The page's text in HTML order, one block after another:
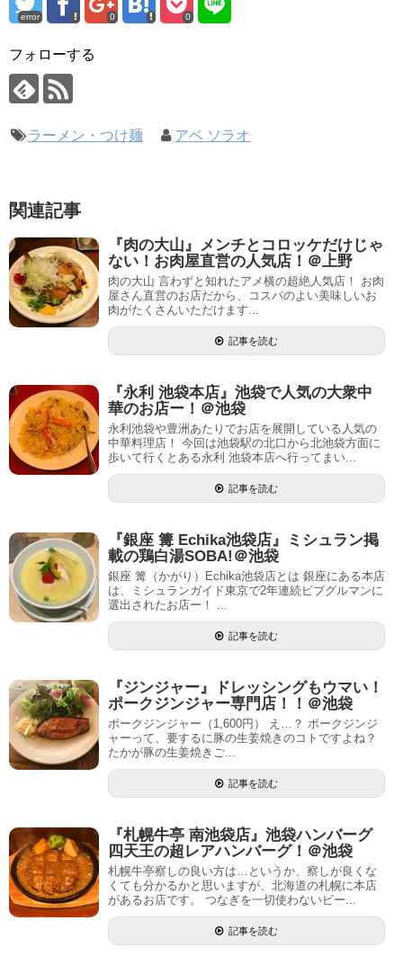
error 0 0
フォローする
ラーメン・つけ麺 アベ ソラオ
関連記事
『肉の大山』メンチとコロッケだけじゃ
ない！お肉屋直営の人気店！＠上野
肉の大山 言わずと知れたアメ横の超絶人気店！ お肉
屋さん直営のお店だから、コスパのよい美味しいお
肉がたくさんいただけます...
記事を読む
『永利 池袋本店』池袋で人気の大衆中
華のお店ー！＠池袋
永利池袋や豊洲あたりでお店を展開している人気の
中華料理店！ 今回は池袋駅の北口から北池袋方面に
歩いて行くとある永利 池袋本店へ行ってまい...
記事を読む
『銀座 篝 Echika池袋店』ミシュラン掲
載の鶏白湯SOBA!＠池袋
銀座 篝（かがり）Echika池袋店とは 銀座にある本店
は、ミシュランガイド東京で2年連続ビブグルマンに
選出されたお店ー！ ...
記事を読む
『ジンジャー』ドレッシングもウマい！
ポークジンジャー専門店！！＠池袋
ポークジンジャー（1,600円） え…？ ポークジンジ
ャーって、要するに豚の生姜焼きのコトですよね？
たかが豚の生姜焼きご...
記事を読む
『札幌牛亭 南池袋店』池袋ハンバーグ
四天王の超レアハンバーグ！＠池袋
札幌牛亭察しの良い方は…というか、察しが良くな
くても分かるかと思いますが、北海道の札幌に本店
があるお店です。 つなぎを一切使わないビー...
記事を読む